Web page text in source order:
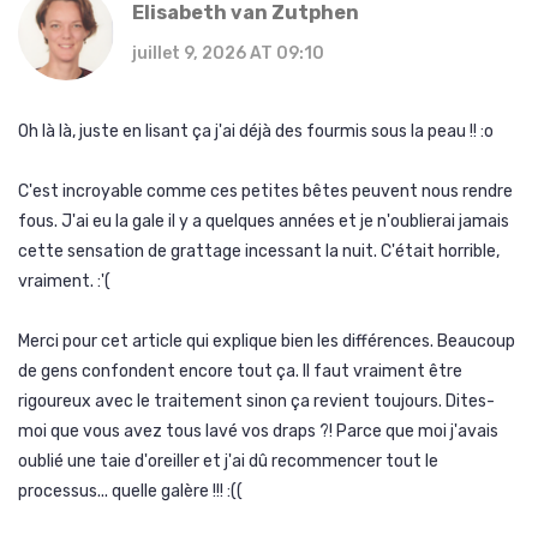
Elisabeth van Zutphen
juillet 9, 2026 AT 09:10
Oh là là, juste en lisant ça j'ai déjà des fourmis sous la peau !! :o
C'est incroyable comme ces petites bêtes peuvent nous rendre
fous. J'ai eu la gale il y a quelques années et je n'oublierai jamais
cette sensation de grattage incessant la nuit. C'était horrible,
vraiment. :'(
Merci pour cet article qui explique bien les différences. Beaucoup
de gens confondent encore tout ça. Il faut vraiment être
rigoureux avec le traitement sinon ça revient toujours. Dites-
moi que vous avez tous lavé vos draps ?! Parce que moi j'avais
oublié une taie d'oreiller et j'ai dû recommencer tout le
processus... quelle galère !!! :((